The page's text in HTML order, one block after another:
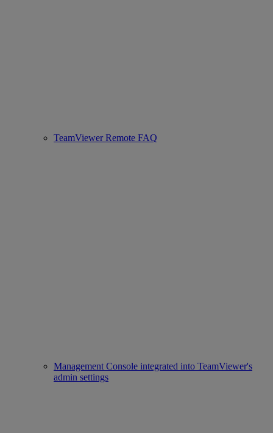
TeamViewer Remote FAQ
Management Console integrated into TeamViewer's
admin settings